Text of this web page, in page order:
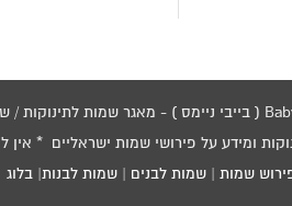
ומידע על פירושי שמות ישראליים *
שמות |שמות לבנים |שמות לבנות בלוג